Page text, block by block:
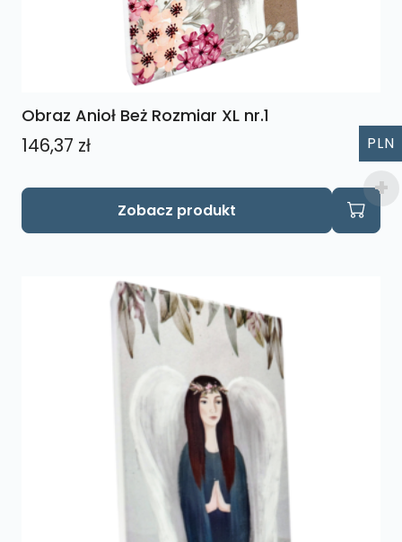
Obraz Anioł Beż Rozmiar XL nr.1
146,37 zł
Zobacz produkt
PLN